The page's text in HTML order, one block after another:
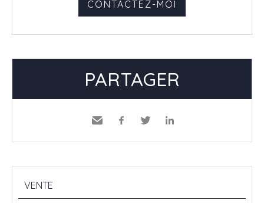
CONTACTEZ-MOI
PARTAGER
ami